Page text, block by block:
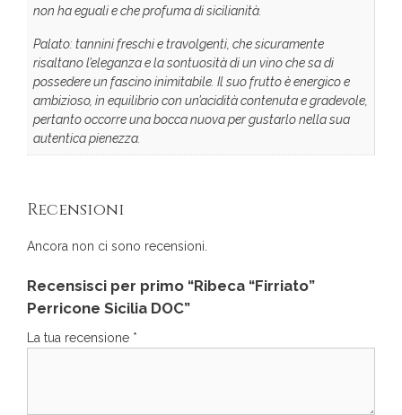
non ha eguali e che profuma di sicilianità.
Palato: tannini freschi e travolgenti, che sicuramente
risaltano l’eleganza e la sontuosità di un vino che sa di
possedere un fascino inimitabile. Il suo frutto è energico e
ambizioso, in equilibrio con un’acidità contenuta e gradevole,
pertanto occorre una bocca nuova per gustarlo nella sua
autentica pienezza.
Recensioni
Ancora non ci sono recensioni.
Recensisci per primo “Ribeca “Firriato”
Perricone Sicilia DOC”
La tua recensione *